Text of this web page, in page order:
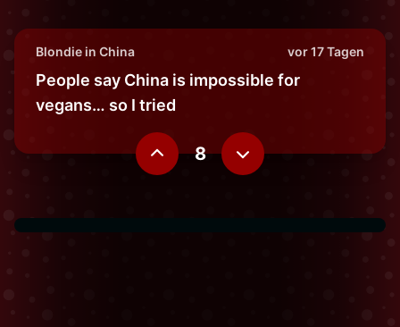
Blondie in China vor 17 Tagen
People say China is impossible for
vegans… so I tried
8